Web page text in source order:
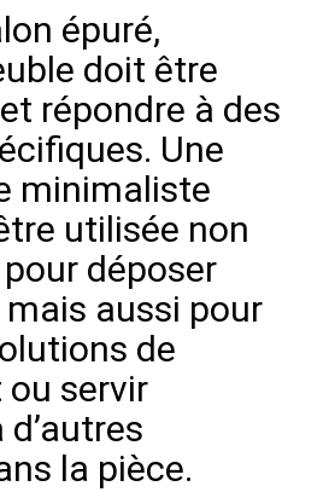
épuré,
doit être
répondre à des
Une
minimaliste
utilisée non
déposer
aussi pour
de
servir
d’autres
la pièce.